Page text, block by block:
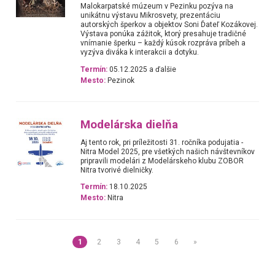
Malokarpatské múzeum v Pezinku pozýva na
unikátnu výstavu Mikrosvety, prezentáciu
autorských šperkov a objektov Soni Ďateľ Kozákovej.
Výstava ponúka zážitok, ktorý presahuje tradičné
vnímanie šperku – každý kúsok rozpráva príbeh a
vyzýva diváka k interakcii a dotyku.
Termín: 05.12.2025 a ďalšie
Mesto: Pezinok
Modelárska dielňa
Aj tento rok, pri príležitosti 31. ročníka podujatia -
Nitra Model 2025, pre všetkých našich návštevníkov
pripravili modelári z Modelárskeho klubu ZOBOR
Nitra tvorivé dielničky.
Termín: 18.10.2025
Mesto: Nitra
1 2 3 4 5 6 »